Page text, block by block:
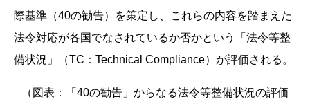
際基準（40の勧告）を策定し、これらの内容を踏まえた
法令対応が各国でなされているか否かという「法令等整
備状況」（TC：Technical Compliance）が評価される。
（図表：「40の勧告」からなる法令等整備状況の評価